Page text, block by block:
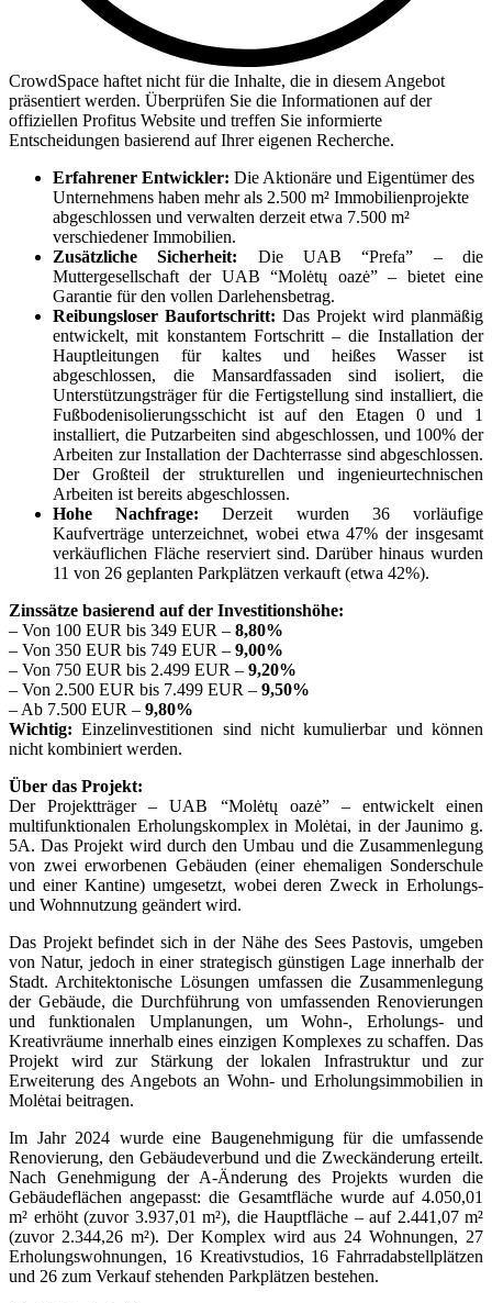
CrowdSpace haftet nicht für die Inhalte, die in diesem Angebot
präsentiert werden. Überprüfen Sie die Informationen auf der
offiziellen Profitus Website und treffen Sie informierte
Entscheidungen basierend auf Ihrer eigenen Recherche.
Erfahrener Entwickler: Die Aktionäre und Eigentümer des
Unternehmens haben mehr als 2.500 m² Immobilienprojekte
abgeschlossen und verwalten derzeit etwa 7.500 m²
verschiedener Immobilien.
Zusätzliche Sicherheit: Die UAB “Prefa” – die
Muttergesellschaft der UAB “Molėtų oazė” – bietet eine
Garantie für den vollen Darlehensbetrag.
Reibungsloser Baufortschritt: Das Projekt wird planmäßig
entwickelt, mit konstantem Fortschritt – die Installation der
Hauptleitungen für kaltes und heißes Wasser ist
abgeschlossen, die Mansardfassaden sind isoliert, die
Unterstützungsträger für die Fertigstellung sind installiert, die
Fußbodenisolierungsschicht ist auf den Etagen 0 und 1
installiert, die Putzarbeiten sind abgeschlossen, und 100% der
Arbeiten zur Installation der Dachterrasse sind abgeschlossen.
Der Großteil der strukturellen und ingenieurtechnischen
Arbeiten ist bereits abgeschlossen.
Hohe Nachfrage:Derzeit wurden 36 vorläufige
Kaufverträge unterzeichnet, wobei etwa 47% der insgesamt
verkäuflichen Fläche reserviert sind. Darüber hinaus wurden
11 von 26 geplanten Parkplätzen verkauft (etwa 42%).
Zinssätze basierend auf der Investitionshöhe:
– Von 100 EUR bis 349 EUR – 8,80%
– Von 350 EUR bis 749 EUR – 9,00%
– Von 750 EUR bis 2.499 EUR – 9,20%
– Von 2.500 EUR bis 7.499 EUR – 9,50%
– Ab 7.500 EUR – 9,80%
Wichtig:Einzelinvestitionen sind nicht kumulierbar und können
nicht kombiniert werden.
Über das Projekt:
Der Projektträger – UAB “Molėtų oazė” – entwickelt einen
multifunktionalen Erholungskomplex in Molėtai, in der Jaunimo g.
5A. Das Projekt wird durch den Umbau und die Zusammenlegung
von zwei erworbenen Gebäuden (einer ehemaligen Sonderschule
und einer Kantine) umgesetzt, wobei deren Zweck in Erholungs-
und Wohnnutzung geändert wird.
Das Projekt befindet sich in der Nähe des Sees Pastovis, umgeben
von Natur, jedoch in einer strategisch günstigen Lage innerhalb der
Stadt. Architektonische Lösungen umfassen die Zusammenlegung
der Gebäude, die Durchführung von umfassenden Renovierungen
und funktionalen Umplanungen, um Wohn-, Erholungs- und
Kreativräume innerhalb eines einzigen Komplexes zu schaffen. Das
Projekt wird zur Stärkung der lokalen Infrastruktur und zur
Erweiterung des Angebots an Wohn- und Erholungsimmobilien in
Molėtai beitragen.
Im Jahr 2024 wurde eine Baugenehmigung für die umfassende
Renovierung, den Gebäudeverbund und die Zweckänderung erteilt.
Nach Genehmigung der A-Änderung des Projekts wurden die
Gebäudeflächen angepasst: die Gesamtfläche wurde auf 4.050,01
m² erhöht (zuvor 3.937,01 m²), die Hauptfläche – auf 2.441,07 m²
(zuvor 2.344,26 m²). Der Komplex wird aus 24 Wohnungen, 27
Erholungswohnungen, 16 Kreativstudios, 16 Fahrradabstellplätzen
und 26 zum Verkauf stehenden Parkplätzen bestehen.